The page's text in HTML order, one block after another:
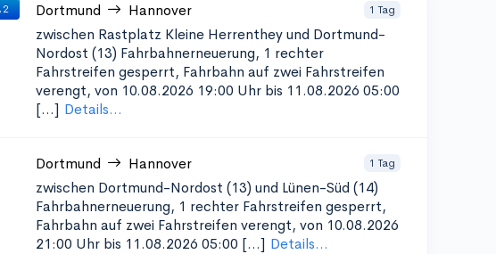
2 Dortmund Hannover 1 Tag
zwischen Rastplatz Kleine Herrenthey und Dortmund-
Nordost (13) Fahrbahnerneuerung, 1 rechter
Fahrstreifen gesperrt, Fahrbahn auf zwei Fahrstreifen
verengt, von 10.08.2026 19:00 Uhr bis 11.08.2026 05:00
[...] Details...
Dortmund Hannover 1 Tag
zwischen Dortmund-Nordost (13) und Lünen-Süd (14)
Fahrbahnerneuerung, 1 rechter Fahrstreifen gesperrt,
Fahrbahn auf zwei Fahrstreifen verengt, von 10.08.2026
21:00 Uhr bis 11.08.2026 05:00 [...] Details...